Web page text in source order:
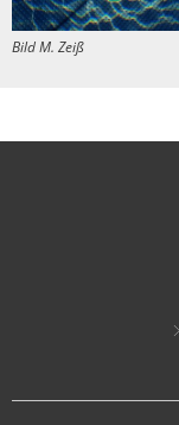
Bild M. Zeiß